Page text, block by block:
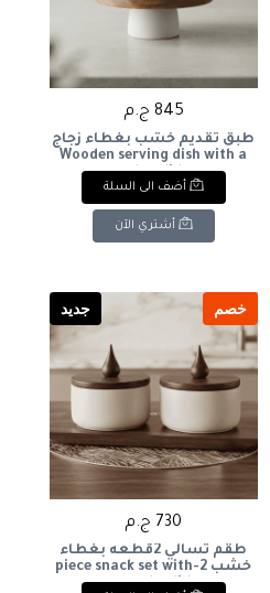
845 ج.م
طبق تقديم خشب بغطاء زجاج
Wooden serving dish with a
glass lid
أضف الى السلة
أشتري الآن
خصم جديد
730 ج.م
طقم تسالي 2قطعه بغطاء
خشب 2-piece snack set with
wooden lid